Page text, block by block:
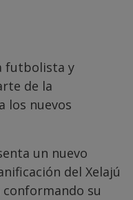
futbolista y
de la
los nuevos
un nuevo
del Xelajú
conformando su